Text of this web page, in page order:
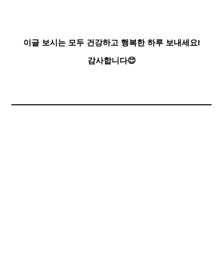
이글 보시는 모두 건강하고 행복한 하루 보내세요!
감사합니다😊